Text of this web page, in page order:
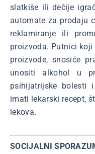
slatkiše ili dečije
automate za prodaju
reklamiranje ili
proizvoda. Putnici
proizvode, snosiće
unositi alkohol u
psihijatrijske bolesti
imati lekarski recept,
lekova.
SOCIJALNI